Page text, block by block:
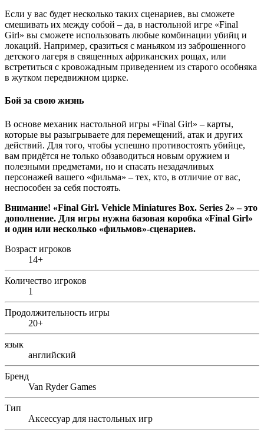
Если у вас будет несколько таких сценариев, вы сможете
смешивать их между собой – да, в настольной игре «Final
Girl» вы сможете использовать любые комбинации убийц и
локаций. Например, сразиться с маньяком из заброшенного
детского лагеря в священных африканских рощах, или
встретиться с кровожадным приведением из старого особняка
в жутком передвижном цирке.
Бой за свою жизнь
В основе механик настольной игры «Final Girl» – карты,
которые вы разыгрываете для перемещений, атак и других
действий. Для того, чтобы успешно противостоять убийце,
вам придётся не только обзаводиться новым оружием и
полезными предметами, но и спасать незадачливых
персонажей вашего «фильма» – тех, кто, в отличие от вас,
неспособен за себя постоять.
Внимание! «Final Girl. Vehicle Miniatures Box. Series 2» –это
дополнение. Для игры нужна базовая коробка «Final Girl»
и один или несколько «фильмов»-сценариев.
Возраст игроков
14+
Количество игроков
1
Продолжительность игры
20+
язык
английский
Бренд
Van Ryder Games
Тип
Аксессуар для настольных игр